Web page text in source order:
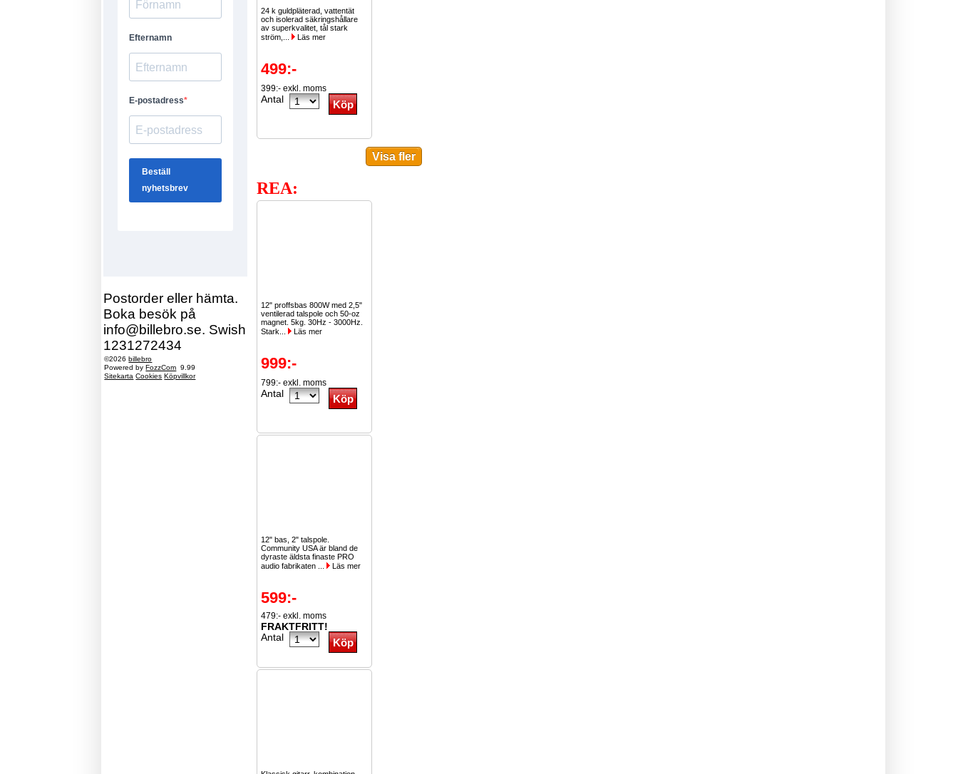
Postorder eller hämta.
Boka besök på
info@billebro.se. Swish
1231272434
©2026billebro
Powered byFozzCom 9.99
Sitekarta Cookies Köpvillkor
24 k guldpläterad, vattentät
och isolerad säkringshållare
av superkvalitet, tål stark
ström,...
Läs mer
499:-
399:- exkl. moms
Antal
REA:
12" proffsbas 800W med 2,5"
ventilerad talspole och 50-oz
magnet. 5kg. 30Hz - 3000Hz.
Stark...
Läs mer
999:-
799:- exkl. moms
Antal
12" bas, 2" talspole.
Community USA är bland de
dyraste äldsta finaste PRO
audio fabrikaten ...
Läs mer
599:-
479:- exkl. moms
FRAKTFRITT!
Antal